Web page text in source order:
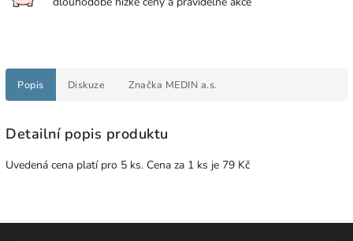
Popis Diskuze Značka MEDIN a.s.
Detailní popis produktu
Uvedená cena platí pro 5 ks. Cena za 1 ks je 79 Kč